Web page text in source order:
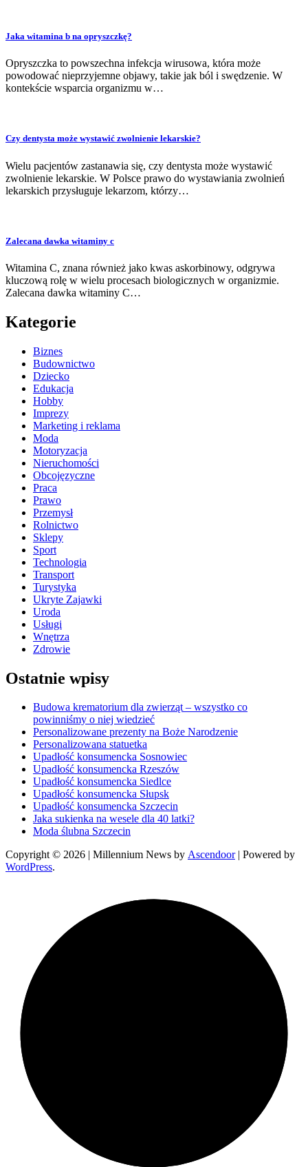
Jaka witamina b na opryszczkę?
Opryszczka to powszechna infekcja wirusowa, która może
powodować nieprzyjemne objawy, takie jak ból i swędzenie. W
kontekście wsparcia organizmu w…
Czy dentysta może wystawić zwolnienie lekarskie?
Wielu pacjentów zastanawia się, czy dentysta może wystawić
zwolnienie lekarskie. W Polsce prawo do wystawiania zwolnień
lekarskich przysługuje lekarzom, którzy…
Zalecana dawka witaminy c
Witamina C, znana również jako kwas askorbinowy, odgrywa
kluczową rolę w wielu procesach biologicznych w organizmie.
Zalecana dawka witaminy C…
Kategorie
Biznes
Budownictwo
Dziecko
Edukacja
Hobby
Imprezy
Marketing i reklama
Moda
Motoryzacja
Nieruchomości
Obcojęzyczne
Praca
Prawo
Przemysł
Rolnictwo
Sklepy
Sport
Technologia
Transport
Turystyka
Ukryte Zajawki
Uroda
Usługi
Wnętrza
Zdrowie
Ostatnie wpisy
Budowa krematorium dla zwierząt – wszystko co
powinniśmy o niej wiedzieć
Personalizowane prezenty na Boże Narodzenie
Personalizowana statuetka
Upadłość konsumencka Sosnowiec
Upadłość konsumencka Rzeszów
Upadłość konsumencka Siedlce
Upadłość konsumencka Słupsk
Upadłość konsumencka Szczecin
Jaka sukienka na wesele dla 40 latki?
Moda ślubna Szczecin
Copyright © 2026
| Millennium News by Ascendoor| Powered by
WordPress.